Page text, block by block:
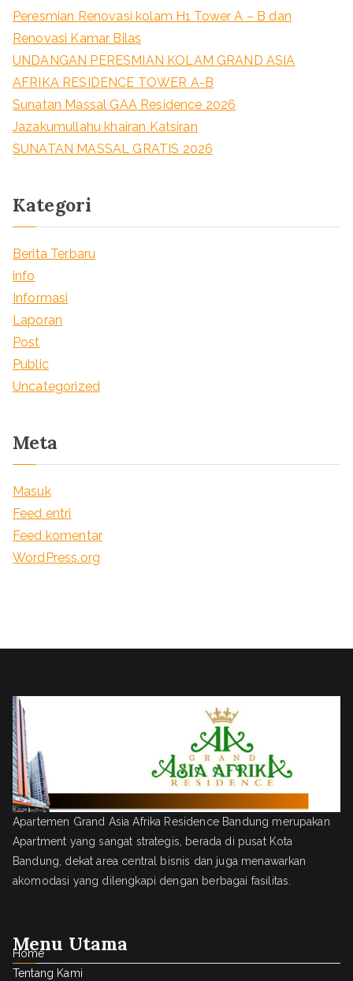
Peresmian Renovasi kolam H1 Tower A – B dan
Renovasi Kamar Bilas
UNDANGAN PERESMIAN KOLAM GRAND ASIA
AFRIKA RESIDENCE TOWER A-B
Sunatan Massal GAA Residence 2026
Jazakumullahu khairan Katsiran
SUNATAN MASSAL GRATIS 2026
Kategori
Berita Terbaru
info
Informasi
Laporan
Post
Public
Uncategorized
Meta
Masuk
Feed entri
Feed komentar
WordPress.org
Apartemen Grand Asia Afrika Residence Bandung merupakan
Apartment yang sangat strategis, berada di pusat Kota
Bandung, dekat area central bisnis dan juga menawarkan
akomodasi yang dilengkapi dengan berbagai fasilitas.
Menu Utama
Home
Tentang Kami